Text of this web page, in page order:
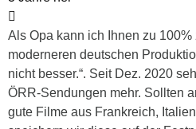
Als Opa kann ich Ihnen zu 100%
moderneren deutschen
nicht besser.“. Seit Dez. 2020
ÖRR-Sendungen mehr. Sollten
gute Filme aus Frankreich,